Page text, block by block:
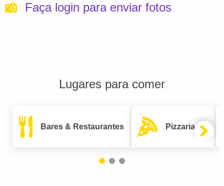
Faça login para enviar fotos
Lugares para comer
Bares & Restaurantes Pizzarias